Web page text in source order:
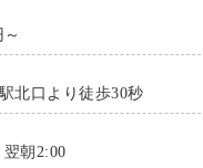
北口より徒歩30秒
翌朝2:00